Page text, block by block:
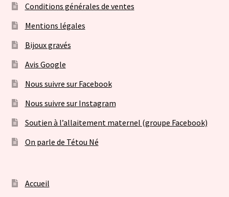
Conditions générales de ventes
Mentions légales
Bijoux gravés
Avis Google
Nous suivre sur Facebook
Nous suivre sur Instagram
Soutien à l’allaitement maternel (groupe Facebook)
On parle de Tétou Né
Accueil